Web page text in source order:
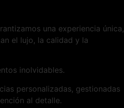
una experiencia única,
el lujo, la calidad y la
inolvidables.
personalizadas, gestionadas
al detalle.